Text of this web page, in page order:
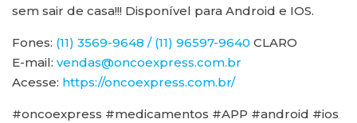
sem sair de casa!!! Disponível para Android e IOS.
Fones: (11) 3569-9648 / (11) 96597-9640 CLARO
E-mail: vendas@oncoexpress.com.br
Acesse: https://oncoexpress.com.br/
#oncoexpress #medicamentos #APP #android #ios